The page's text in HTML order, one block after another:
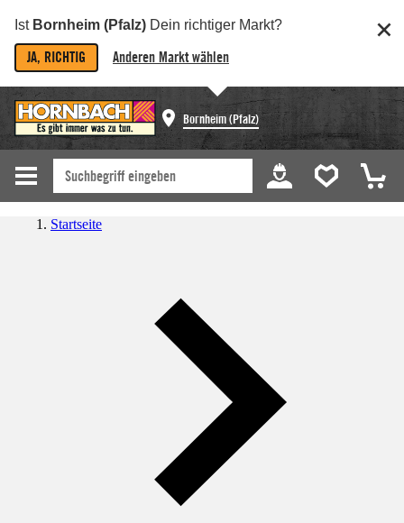
Ist Bornheim (Pfalz) Dein richtiger Markt?
JA, RICHTIG Anderen Markt wählen
Bornheim (Pfalz)
Startseite